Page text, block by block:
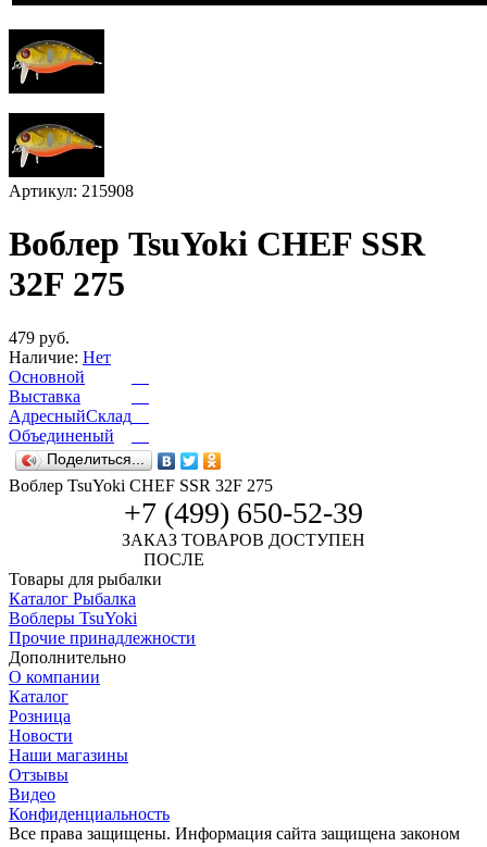
Артикул: 215908
Воблер TsuYoki CHEF SSR
32F 275
479 руб.
Наличие: Нет
Основной
Выставка
АдресныйСклад
Объединеный
Поделиться...
Воблер TsuYoki CHEF SSR 32F 275
+7 (499) 650-52-39
ЗАКАЗ ТОВАРОВ ДОСТУПЕН
ПОСЛЕ
Товары для рыбалки
Каталог Рыбалка
Воблеры TsuYoki
Прочие принадлежности
Дополнительно
О компании
Каталог
Розница
Новости
Наши магазины
Отзывы
Видео
Конфиденциальность
Все права защищены. Информация сайта защищена законом